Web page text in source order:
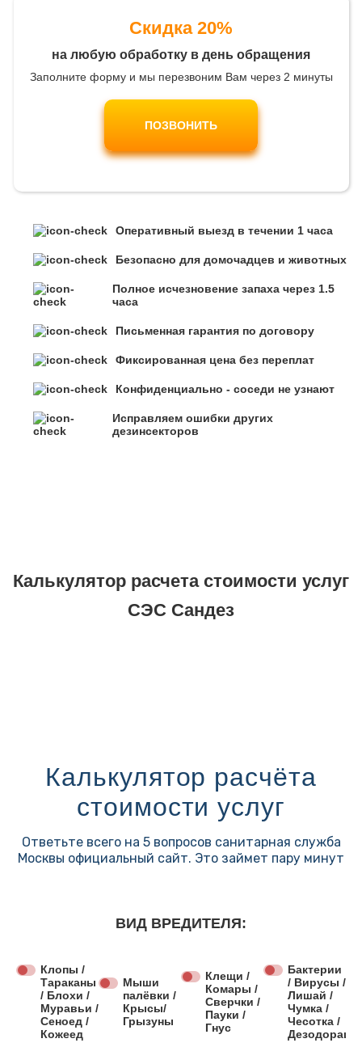
Скидка 20%
на любую обработку в день обращения
Заполните форму и мы перезвоним Вам через 2 минуты
ПОЗВОНИТЬ
Оперативный выезд в течении 1 часа
Безопасно для домочадцев и животных
Полное исчезновение запаха через 1.5
часа
Письменная гарантия по договору
Фиксированная цена без переплат
Конфиденциально - соседи не узнают
Исправляем ошибки других
дезинсекторов
Калькулятор расчета стоимости услуг
СЭС Сандез
Калькулятор расчёта
стоимости услуг
Ответьте всего на 5 вопросов санитарная служба
Москвы официальный сайт. Это займет пару минут
ВИД ВРЕДИТЕЛЯ:
Клопы /
Тараканы
/ Блохи /
Муравьи /
Сеноед /
Кожеед
Мыши
палёвки /
Крысы/
Грызуны
Клещи /
Комары /
Сверчки /
Пауки /
Гнус
Бактерии
/ Вирусы /
Лишай /
Чумка /
Чесотка /